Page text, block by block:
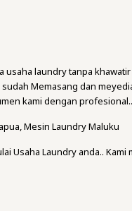
usaha laundry tanpa
sudah Memasang dan
kami dengan profesional..
Mesin Laundry Maluku
Usaha Laundry anda..